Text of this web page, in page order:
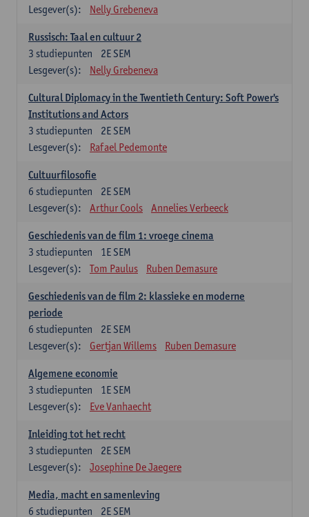
Lesgever(s):
Nelly Grebeneva
Russisch: Taal en cultuur 2
2E SEM
3 studiepunten
Lesgever(s):
Nelly Grebeneva
Cultural Diplomacy in the Twentieth Century: Soft Power's
Institutions and Actors
2E SEM
3 studiepunten
Lesgever(s):
Rafael Pedemonte
Cultuurfilosofie
2E SEM
6 studiepunten
Lesgever(s):
Arthur Cools Annelies Verbeeck
Geschiedenis van de film 1: vroege cinema
1E SEM
3 studiepunten
Lesgever(s):
Tom Paulus Ruben Demasure
Geschiedenis van de film 2: klassieke en moderne
periode
2E SEM
6 studiepunten
Lesgever(s):
Gertjan Willems Ruben Demasure
Algemene economie
1E SEM
3 studiepunten
Lesgever(s):
Eve Vanhaecht
Inleiding tot het recht
2E SEM
3 studiepunten
Lesgever(s):
Josephine De Jaegere
Media, macht en samenleving
2E SEM
6 studiepunten